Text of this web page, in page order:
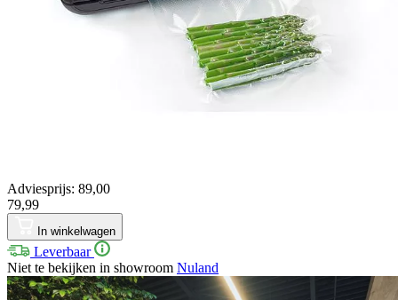
Adviesprijs: 89,00
79,99
In winkelwagen
Leverbaar
Niet te bekijken in showroom Nuland